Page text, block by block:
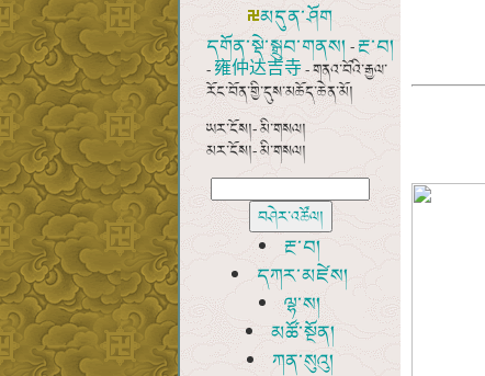
མདུན་ཤོག
དགོན་སྡེ་སྒྲུབ་གནས། -རྔ་བ།
-雍仲达吉寺- གནའ་བོའི་རྒྱལ་
རོང་བོན་གྱི་དུས་མཆོད་ཆེན་མོ།
ཡར་ངོས།- མི་གསལ།
མར་ངོས།- མི་གསལ།
རྔ་བ།
དཀར་མཛེས།
ལྷ་ས།
མཚོ་སྔོན།
ཀན་སུའུ།